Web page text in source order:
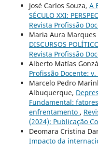
José Carlos Souza, A
SÉCULO XXI:
Revista Profissão
Maria Aura Marques
DISCURSOS
Revista Profissão
Alberto Matías
Profissão Docente:
Marcelo Pedro
Albuquerque,
Fundamental:
enfrentamento ,
(2024): Publicação
Deomara Cristina
Impacto da